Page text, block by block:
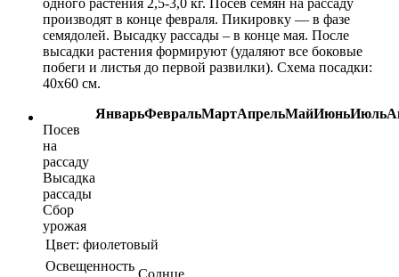
производят в конце февраля. Пикировку — в фазе
семядолей. Высадку рассады – в конце мая. После
высадки растения формируют (удаляют все боковые
побеги и листья до первой развилки). Схема посадки:
40х60 см.
ЯнварьФевральМартАпрельМайИюньИюль
Посев
на
рассаду
Высадка
рассады
Сбор
урожая
Цвет: фиолетовый
Освещенность
Солнце